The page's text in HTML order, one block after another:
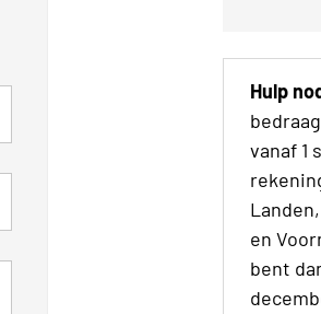
Hulp
vanaf 1
en
bent